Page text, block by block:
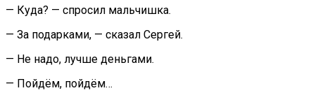
— Куда? — спросил мальчишка.
— За подарками, — сказал Сергей.
— Не надо, лучше деньгами.
— Пойдём, пойдём…